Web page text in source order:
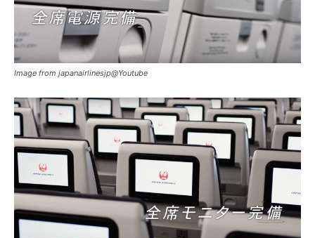
Image from japanairlinesjp@Youtube